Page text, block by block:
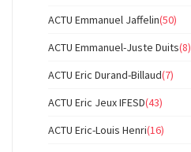
ACTU Emmanuel Jaffelin(50)
ACTU Emmanuel-Juste Duits(8)
ACTU Eric Durand-Billaud(7)
ACTU Eric Jeux IFESD(43)
ACTU Eric-Louis Henri(16)